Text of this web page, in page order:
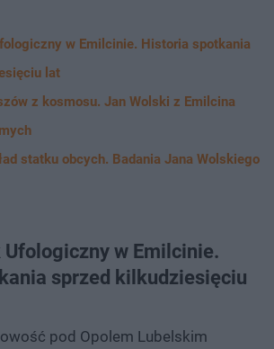
w Emilcinie. Historia spotkania
lat
z kosmosu. Jan Wolski z Emilcina
statku obcych. Badania Jana Wolskiego
w Emilcinie.
sprzed kilkudziesięciu
pod Opolem Lubelskim